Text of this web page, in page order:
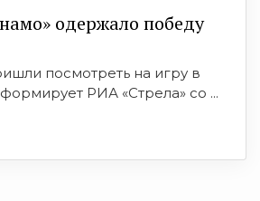
одержало победу
посмотреть на игру в
РИА «Стрела» со ...